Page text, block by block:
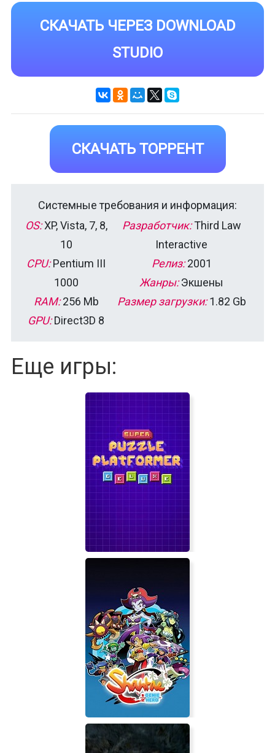
СКАЧАТЬ ЧЕРЕЗ DOWNLOAD
STUDIO
СКАЧАТЬ ТОРРЕНТ
Системные требования и информация:
OS:XP, Vista, 7, 8,
10
CPU:Pentium III
1000
RAM:256 Mb
GPU:Direct3D 8
Разработчик:Third Law
Interactive
Релиз:2001
Жанры:Экшены
Размер загрузки:1.82 Gb
Еще игры:
Super Puzzle Platformer Deluxe